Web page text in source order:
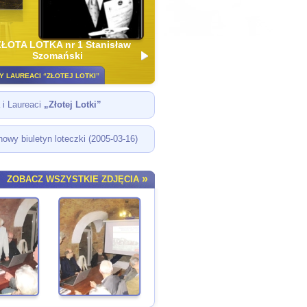
LOTKA nr 1 Stanisław
Szomański
LAUREACI “ZŁOTEJ LOTKI”
i Laureaci „Złotej Lotki”
biuletyn loteczki (2005-03-16)
ZOBACZ WSZYSTKIE ZDJĘCIA »